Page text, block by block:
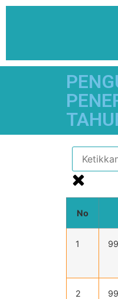
No
1
2